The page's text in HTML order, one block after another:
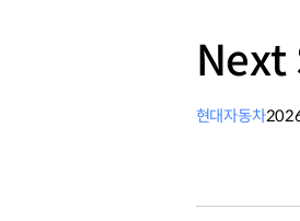
Next
현대자동차